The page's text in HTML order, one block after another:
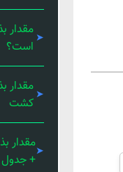
مقدار
است؟
مقدار
کشت
مقدار
+ جدول